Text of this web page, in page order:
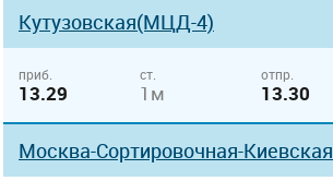
Кутузовская(МЦД-4)
приб.
13.29
ст.
1м
отпр.
13.30
Москва-Сортировочная-Киевская